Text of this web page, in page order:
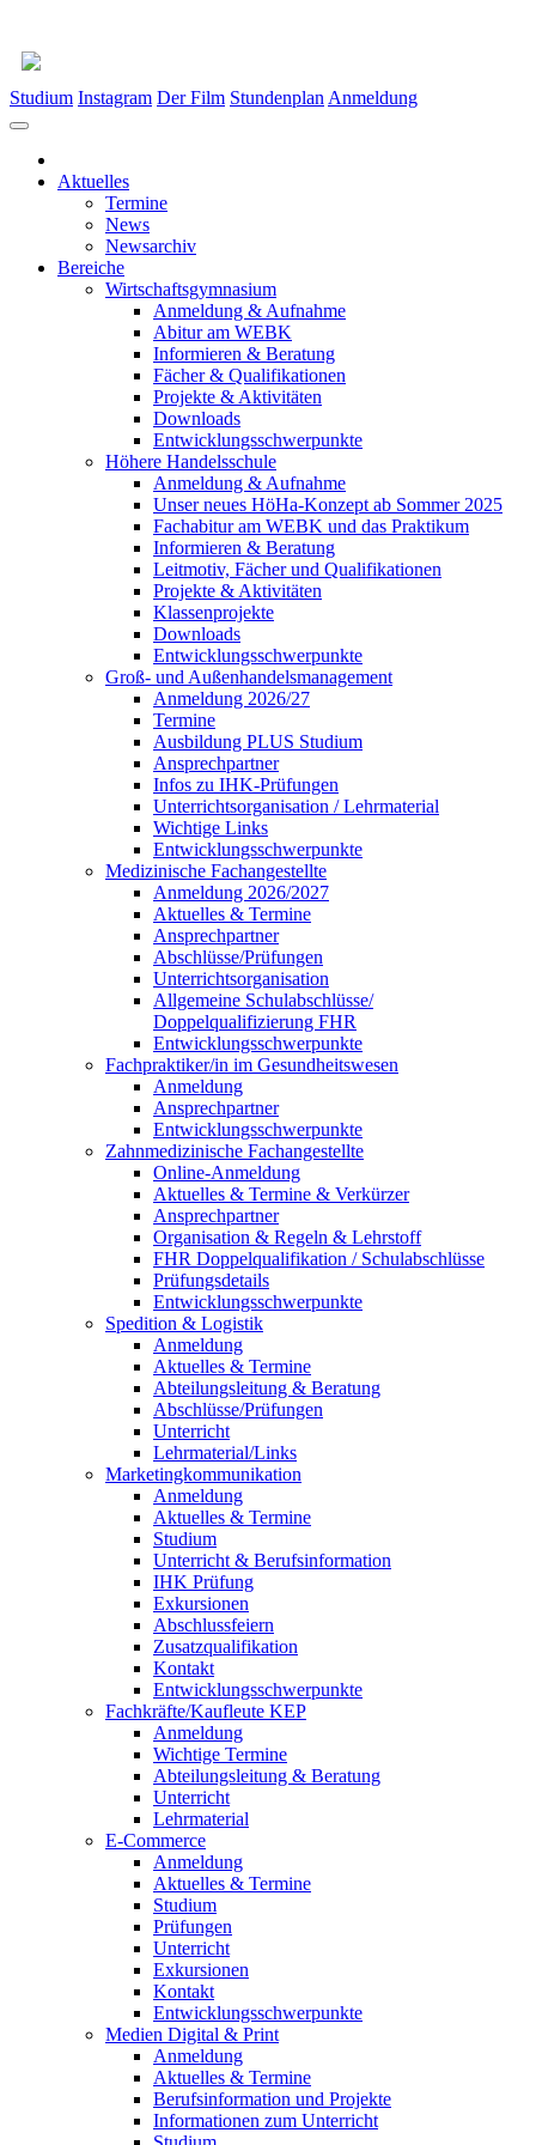
Studium Instagram Der Film Stundenplan Anmeldung
Aktuelles
Termine
News
Newsarchiv
Bereiche
Wirtschaftsgymnasium
Anmeldung & Aufnahme
Abitur am WEBK
Informieren & Beratung
Fächer & Qualifikationen
Projekte & Aktivitäten
Downloads
Entwicklungsschwerpunkte
Höhere Handelsschule
Anmeldung & Aufnahme
Unser neues HöHa-Konzept ab Sommer 2025
Fachabitur am WEBK und das Praktikum
Informieren & Beratung
Leitmotiv, Fächer und Qualifikationen
Projekte & Aktivitäten
Klassenprojekte
Downloads
Entwicklungsschwerpunkte
Groß- und Außenhandelsmanagement
Anmeldung 2026/27
Termine
Ausbildung PLUS Studium
Ansprechpartner
Infos zu IHK-Prüfungen
Unterrichtsorganisation / Lehrmaterial
Wichtige Links
Entwicklungsschwerpunkte
Medizinische Fachangestellte
Anmeldung 2026/2027
Aktuelles & Termine
Ansprechpartner
Abschlüsse/Prüfungen
Unterrichtsorganisation
Allgemeine Schulabschlüsse/
Doppelqualifizierung FHR
Entwicklungsschwerpunkte
Fachpraktiker/in im Gesundheitswesen
Anmeldung
Ansprechpartner
Entwicklungsschwerpunkte
Zahnmedizinische Fachangestellte
Online-Anmeldung
Aktuelles & Termine & Verkürzer
Ansprechpartner
Organisation & Regeln & Lehrstoff
FHR Doppelqualifikation / Schulabschlüsse
Prüfungsdetails
Entwicklungsschwerpunkte
Spedition & Logistik
Anmeldung
Aktuelles & Termine
Abteilungsleitung & Beratung
Abschlüsse/Prüfungen
Unterricht
Lehrmaterial/Links
Marketingkommunikation
Anmeldung
Aktuelles & Termine
Studium
Unterricht & Berufsinformation
IHK Prüfung
Exkursionen
Abschlussfeiern
Zusatzqualifikation
Kontakt
Entwicklungsschwerpunkte
Fachkräfte/Kaufleute KEP
Anmeldung
Wichtige Termine
Abteilungsleitung & Beratung
Unterricht
Lehrmaterial
E-Commerce
Anmeldung
Aktuelles & Termine
Studium
Prüfungen
Unterricht
Exkursionen
Kontakt
Entwicklungsschwerpunkte
Medien Digital & Print
Anmeldung
Aktuelles & Termine
Berufsinformation und Projekte
Informationen zum Unterricht